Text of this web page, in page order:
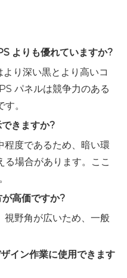
よりも優れていますか?
り深い黒とより高いコ
パネルは競争力のある
。
きますか?
程度であるため、暗い環
る場合があります。ここ
高価ですか?
視野角が広いため、一般
イン作業に使用できます